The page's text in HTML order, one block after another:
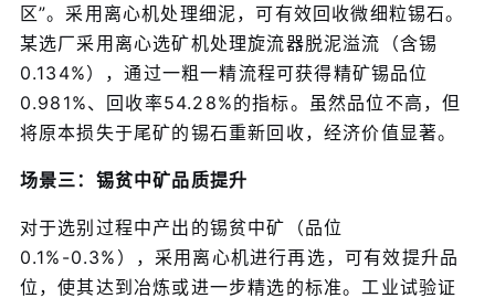
区”。采用离心机处理细泥，可有效回收微细粒锡石。
某选厂采用离心选矿机处理旋流器脱泥溢流（含锡
0.134%），通过一粗一精流程可获得精矿锡品位
0.981%、回收率54.28%的指标。虽然品位不高，但
将原本损失于尾矿的锡石重新回收，经济价值显著。
场景三：锡贫中矿品质提升
对于选别过程中产出的锡贫中矿（品位
0.1%-0.3%），采用离心机进行再选，可有效提升品
位，使其达到冶炼或进一步精选的标准。工业试验证